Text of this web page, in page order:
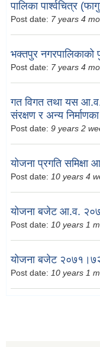
पालिका पार्श्वचित्र
Post date: 7 years 4
भक्तपुर नगरपालिकाको
Post date: 7 years 4
गत विगत तथा यस आ.व.
संरक्षण र अन्य
Post date: 9 years 2
योजना प्रगति
Post date: 10 years 4
योजना बजेट आ.व.
Post date: 10 years 1
योजना बजेट
Post date: 10 years 1